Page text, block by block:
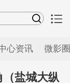
心资讯 微影
盐城大纵